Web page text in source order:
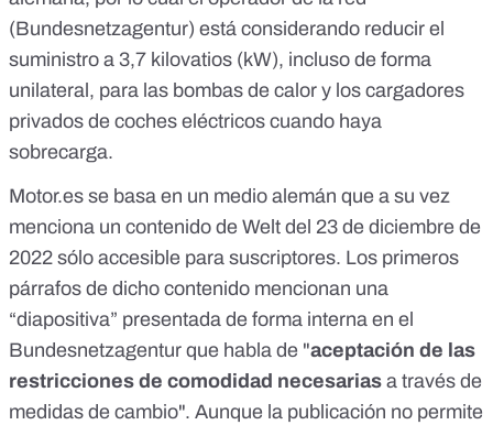
(Bundesnetzagentur) está considerando reducir el
suministro a 3,7 kilovatios (kW), incluso de forma
unilateral, para las bombas de calor y los cargadores
privados de coches eléctricos cuando haya
sobrecarga.
Motor.es se basa en un medio alemán que a su vez
menciona un contenido de Welt del 23 de diciembre de
2022 sólo accesible para suscriptores. Los primeros
párrafos de dicho contenido mencionan una
“diapositiva” presentada de forma interna en el
Bundesnetzagentur que habla de "aceptación de las
restricciones de comodidad necesarias a través de
medidas de cambio". Aunque la publicación no permite